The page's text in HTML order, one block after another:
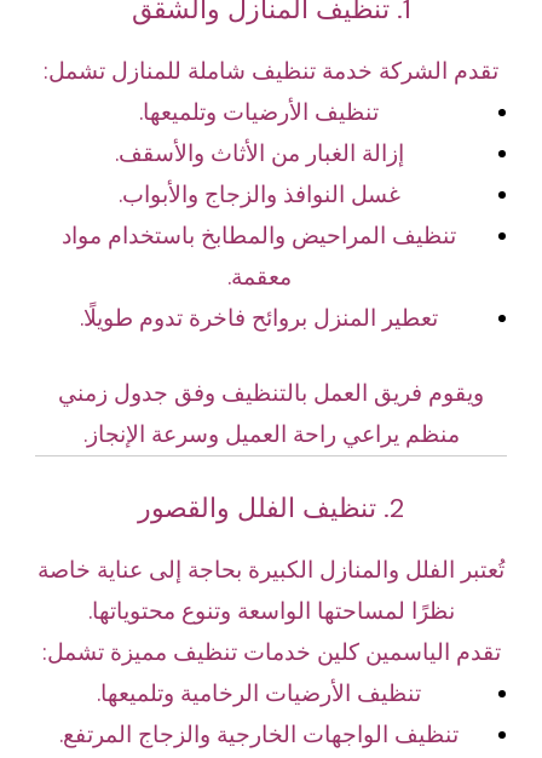
1. تنظيف المنازل والشقق
تقدم الشركة خدمة تنظيف شاملة للمنازل تشمل:
تنظيف الأرضيات وتلميعها.
إزالة الغبار من الأثاث والأسقف.
غسل النوافذ والزجاج والأبواب.
تنظيف المراحيض والمطابخ باستخدام مواد
معقمة.
تعطير المنزل بروائح فاخرة تدوم طويلًا.
ويقوم فريق العمل بالتنظيف وفق جدول زمني
منظم يراعي راحة العميل وسرعة الإنجاز.
2. تنظيف الفلل والقصور
تُعتبر الفلل والمنازل الكبيرة بحاجة إلى عناية خاصة
نظرًا لمساحتها الواسعة وتنوع محتوياتها.
تقدم الياسمين كلين خدمات تنظيف مميزة تشمل:
تنظيف الأرضيات الرخامية وتلميعها.
تنظيف الواجهات الخارجية والزجاج المرتفع.